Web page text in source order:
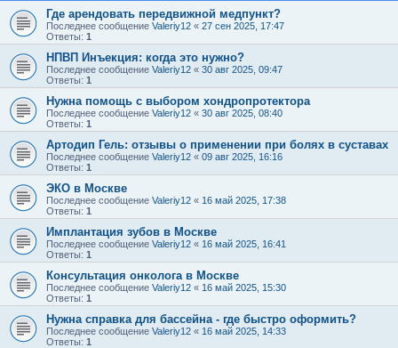
Где арендовать передвижной медпункт?
Последнее сообщение Valeriy12 « 27 сен 2025, 17:47
Ответы: 1
НПВП Инъекция: когда это нужно?
Последнее сообщение Valeriy12 « 30 авг 2025, 09:47
Ответы: 1
Нужна помощь с выбором хондропротектора
Последнее сообщение Valeriy12 « 30 авг 2025, 08:40
Ответы: 1
Артодип Гель: отзывы о применении при болях в суставах
Последнее сообщение Valeriy12 « 09 авг 2025, 16:16
Ответы: 1
ЭКО в Москве
Последнее сообщение Valeriy12 « 16 май 2025, 17:38
Ответы: 1
Имплантация зубов в Москве
Последнее сообщение Valeriy12 « 16 май 2025, 16:41
Ответы: 1
Консультация онколога в Москве
Последнее сообщение Valeriy12 « 16 май 2025, 15:30
Ответы: 1
Нужна справка для бассейна - где быстро оформить?
Последнее сообщение Valeriy12 « 16 май 2025, 14:33
Ответы: 1